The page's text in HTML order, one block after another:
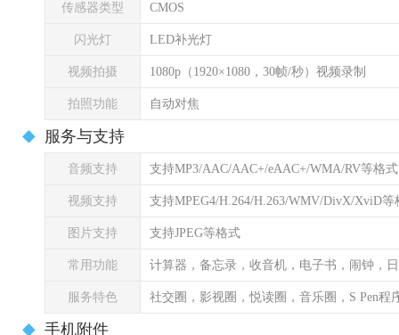
传感器类型 CMOS
闪光灯 LED补光灯
视频拍摄 1080p（1920×1080，30帧/秒）视频录制
拍照功能 自动对焦
服务与支持
音频支持 支持MP3/AAC/AAC+/eAAC+/WMA/RV等格式
视频支持 支持MPEG4/H.264/H.263/WMV/DivX/XviD等
图片支持 支持JPEG等格式
常用功能 计算器，备忘录，收音机，电子书，闹钟，
服务特色 社交圈，影视圈，悦读圈，音乐圈，S Pen程
手机附件